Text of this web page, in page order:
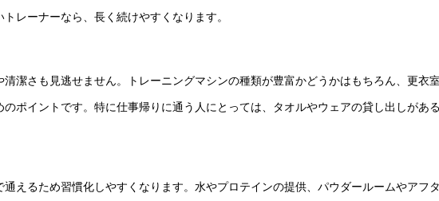
レーナーなら、長く続けやすくなります。
潔さも見逃せません。トレーニングマシンの種類が豊富かどうかはもちろん、更衣
ポイントです。特に仕事帰りに通う人にとっては、タオルやウェアの貸し出しがあ
えるため習慣化しやすくなります。水やプロテインの提供、パウダールームやアフ